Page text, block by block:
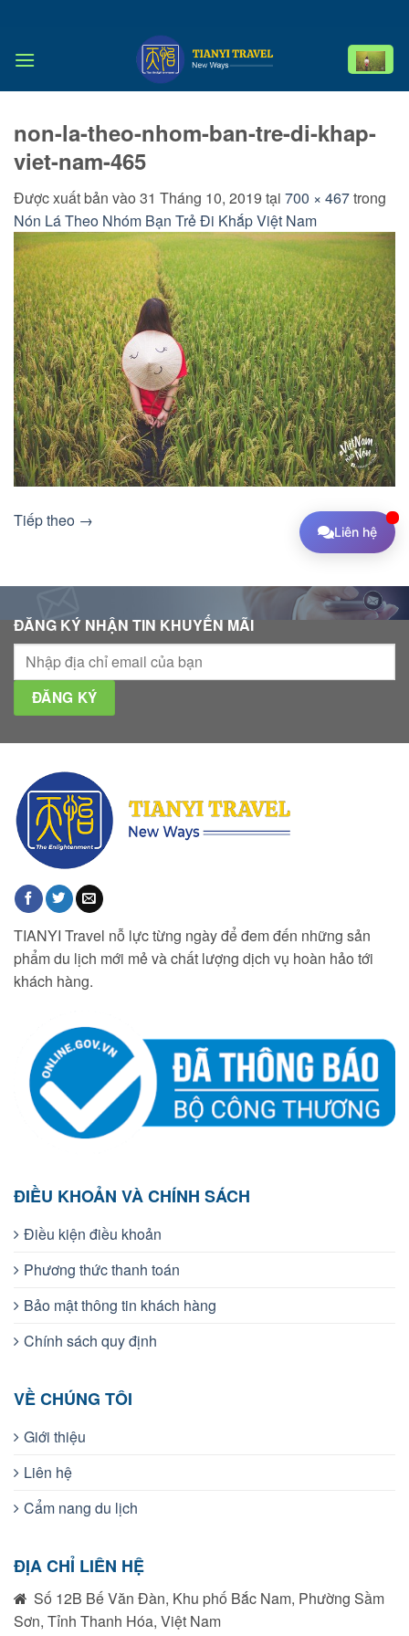
nội
non-la-theo-nhom-ban-tre-di-khap-
viet-nam-465
Được xuất bản vào 31 Tháng 10, 2019 tại 700 × 467trong
Nón Lá Theo Nhóm Bạn Trẻ Đi Khắp Việt Nam
Tiếp theo →
ĐĂNG KÝ NHẬN TIN KHUYẾN MÃI
TIANYI Travel nỗ lực từng ngày để đem đến những sản
phẩm du lịch mới mẻ và chất lượng dịch vụ hoàn hảo tới
khách hàng.
ĐIỀU KHOẢN VÀ CHÍNH SÁCH
Điều kiện điều khoản
Phương thức thanh toán
Bảo mật thông tin khách hàng
Chính sách quy định
VỀ CHÚNG TÔI
Giới thiệu
Liên hệ
Cẩm nang du lịch
ĐỊA CHỈ LIÊN HỆ
Số 12B Bế Văn Đàn, Khu phố Bắc Nam, Phường Sầm
Sơn, Tỉnh Thanh Hóa, Việt Nam
Liên hệ